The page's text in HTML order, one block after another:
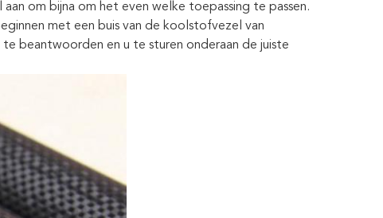
om bijna om het even welke toepassing te passen.
met een buis van de koolstofvezel van
beantwoorden en u te sturen onderaan de juiste